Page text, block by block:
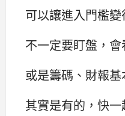
可以讓進入門檻
不一定要盯盤，會
或是籌碼、財報
其實是有的，快